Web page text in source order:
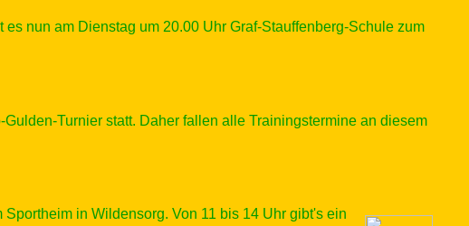
nun am Dienstag um 20.00 Uhr Graf-Stauffenberg-Schule zum
Turnier statt. Daher fallen alle Trainingstermine an diesem
in Wildensorg. Von 11 bis 14 Uhr gibt's ein